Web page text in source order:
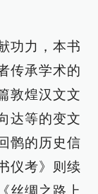
功力，本书
传承学术的
敦煌汉文文
达等的变文
鹘的历史信
仪考》则续